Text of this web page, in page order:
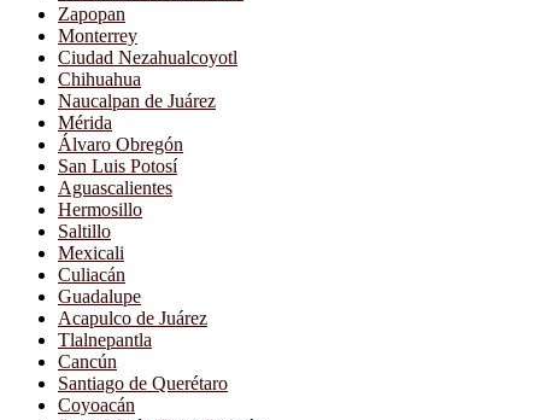
Zapopan
Monterrey
Ciudad Nezahualcoyotl
Chihuahua
Naucalpan de Juárez
Mérida
Álvaro Obregón
San Luis Potosí
Aguascalientes
Hermosillo
Saltillo
Mexicali
Culiacán
Guadalupe
Acapulco de Juárez
Tlalnepantla
Cancún
Santiago de Querétaro
Coyoacán